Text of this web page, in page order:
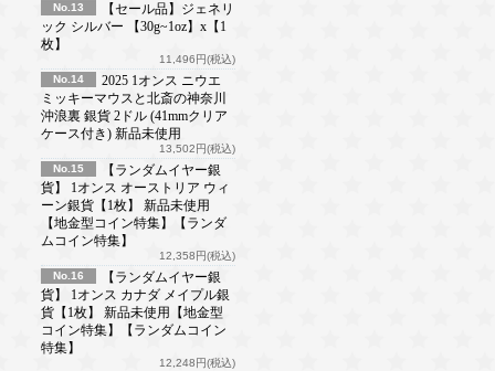
No.13
【セール品】ジェネリ
ック シルバー 【30g~1oz】x【1
枚】
11,496円(税込)
No.14
2025 1オンス ニウエ
ミッキーマウスと北斎の神奈川
沖浪裏 銀貨 2ドル (41mmクリア
ケース付き) 新品未使用
13,502円(税込)
No.15
【ランダムイヤー銀
貨】 1オンス オーストリア ウィ
ーン銀貨【1枚】 新品未使用
【地金型コイン特集】【ランダ
ムコイン特集】
12,358円(税込)
No.16
【ランダムイヤー銀
貨】 1オンス カナダ メイプル銀
貨【1枚】 新品未使用【地金型
コイン特集】【ランダムコイン
特集】
12,248円(税込)